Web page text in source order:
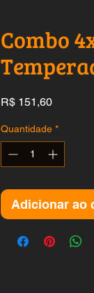
Combo
R$ 151,60Preço
Quantidade *
Adicionar ao